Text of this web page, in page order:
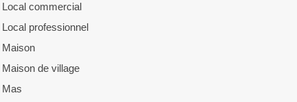
Local commercial
Local professionnel
Maison
Maison de village
Mas